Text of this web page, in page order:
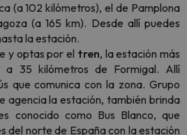
(a 102 kilómetros), el de Pamplona
(a 165 km). Desde allí puedes
la estación.
y optas por el tren, la estación más
a 35 kilómetros de Formigal. Allí
que comunica con la zona. Grupo
agencia la estación, también brinda
conocido como Bus Blanco, que
del norte de España con la estación